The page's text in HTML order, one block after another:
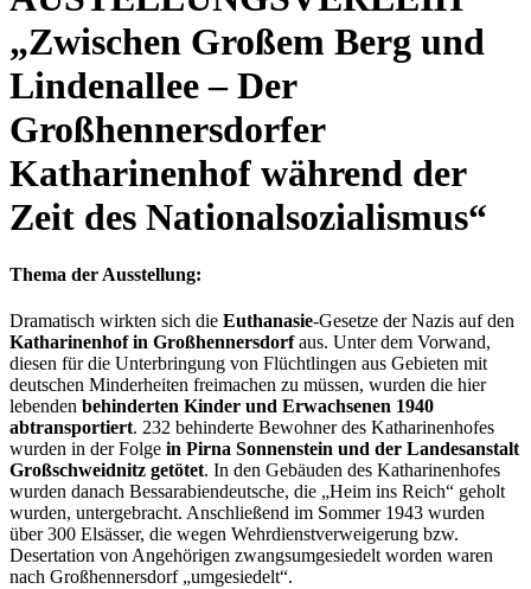
„Zwischen Großem Berg und
Lindenallee – Der
Großhennersdorfer
Katharinenhof während der
Zeit des Nationalsozialismus“
Thema der Ausstellung:
Dramatisch wirkten sich die Euthanasie-Gesetze der Nazis auf den
Katharinenhof in Großhennersdorfaus. Unter dem Vorwand,
diesen für die Unterbringung von Flüchtlingen aus Gebieten mit
deutschen Minderheiten freimachen zu müssen, wurden die hier
lebenden behinderten Kinder und Erwachsenen 1940
abtransportiert. 232 behinderte Bewohner des Katharinenhofes
wurden in der Folge in Pirna Sonnenstein und der Landesanstalt
Großschweidnitz getötet. In den Gebäuden des Katharinenhofes
wurden danach Bessarabiendeutsche, die „Heim ins Reich“ geholt
wurden, untergebracht. Anschließend im Sommer 1943 wurden
über 300 Elsässer, die wegen Wehrdienstverweigerung bzw.
Desertation von Angehörigen zwangsumgesiedelt worden waren
nach Großhennersdorf „umgesiedelt“.